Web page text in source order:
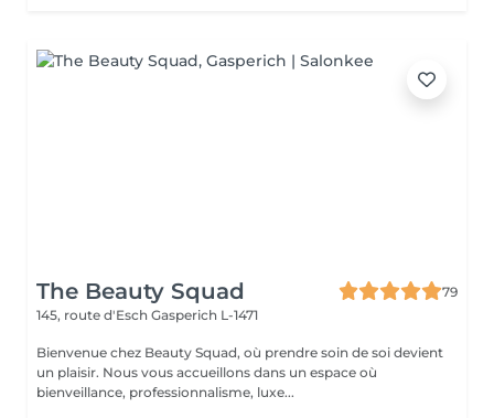
The Beauty Squad
79
145, route d'Esch Gasperich L-1471
Bienvenue chez Beauty Squad, où prendre soin de soi devient
un plaisir. Nous vous accueillons dans un espace où
bienveillance, professionnalisme, luxe...